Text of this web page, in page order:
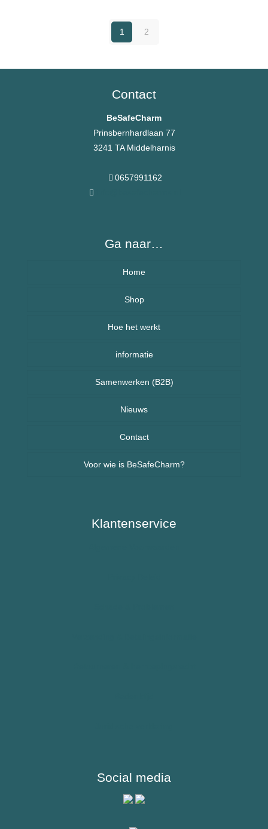
1 2
Contact
BeSafeCharm
Prinsbernhardlaan 77
3241 TA Middelharnis
0657991162
Ga naar…
Home
Over BeSafeCharm – ons verhaal
Shop
Armbanden
Kettingen
Kinderen
Sport sieraden
Hoe het werkt
informatie
Veelgestelde vragen (FAQ) – BeSafeCharm
Retourneren & herroepingsrecht
Samenwerken (B2B)
Nieuws
Nieuws uit Nederland
Nieuws uit Spanje
Contact
Voor wie is BeSafeCharm?
Diabetes / Suikerziekte
Klantenservice
Social media